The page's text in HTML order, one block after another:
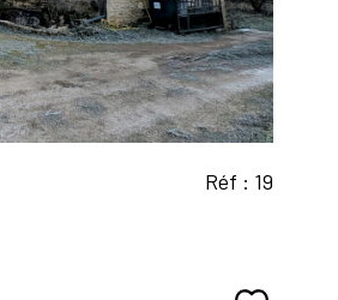
Réf : 19